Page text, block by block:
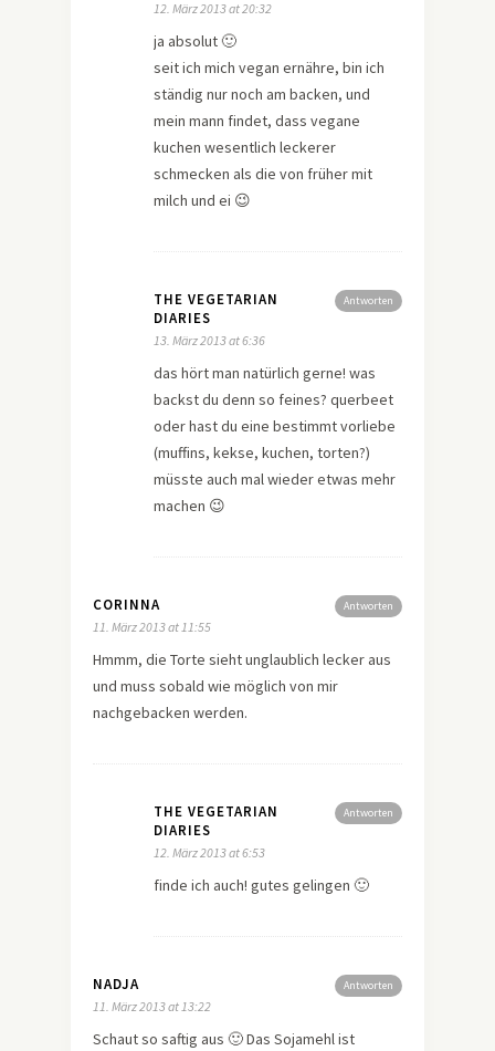
12. März 2013 at 20:32
ja absolut 🙂
seit ich mich vegan ernähre, bin ich
ständig nur noch am backen, und
mein mann findet, dass vegane
kuchen wesentlich leckerer
schmecken als die von früher mit
milch und ei 😉
Antworten
THE VEGETARIAN
DIARIES
13. März 2013 at 6:36
das hört man natürlich gerne! was
backst du denn so feines? querbeet
oder hast du eine bestimmt vorliebe
(muffins, kekse, kuchen, torten?)
müsste auch mal wieder etwas mehr
machen 😉
Antworten
CORINNA
11. März 2013 at 11:55
Hmmm, die Torte sieht unglaublich lecker aus
und muss sobald wie möglich von mir
nachgebacken werden.
Antworten
THE VEGETARIAN
DIARIES
12. März 2013 at 6:53
finde ich auch! gutes gelingen 🙂
Antworten
NADJA
11. März 2013 at 13:22
Schaut so saftig aus 🙂 Das Sojamehl ist